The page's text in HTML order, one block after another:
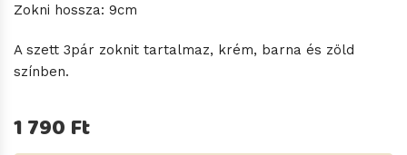
Zokni hossza: 9cm
A szett 3pár zoknit tartalmaz, krém, barna és zöld
színben.
1 790 Ft